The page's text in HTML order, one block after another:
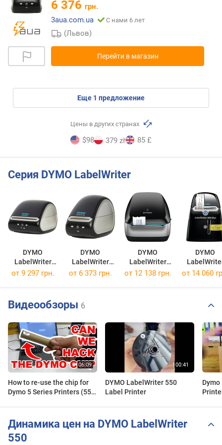
6 376 грн.
3aua.com.ua
С нами 6 лет
(Львов)
Перейти в магазин
eще 1 предложение
Цены в других странах
$98 379 zł 85 £
Серия DYMO LabelWriter
DYMO
LabelWriter
5XL
DYMO
LabelWriter
550
DYMO
LabelWriter
Wireless
DYMO
450 DUO
от 9 297 грн. от 6 373 грн. от 12 138 грн. от 14 060
Видеообзоры 6
How to re-use the chip for
Dymo 5 Series Printers (550,
DYMO LabelWriter 550
Label Printer
Динамика цен на DYMO LabelWriter
550